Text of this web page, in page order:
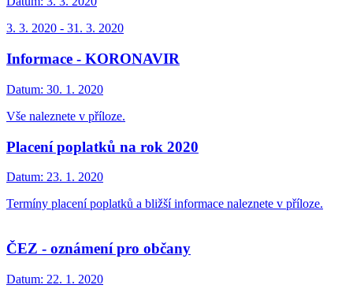
3. 3. 2020 - 31. 3. 2020
Informace - KORONAVIR
Datum: 30. 1. 2020
Vše naleznete v příloze.
Placení poplatků na rok 2020
Datum: 23. 1. 2020
Termíny placení poplatků a bližší informace naleznete v příloze.
ČEZ - oznámení pro občany
Datum: 22. 1. 2020